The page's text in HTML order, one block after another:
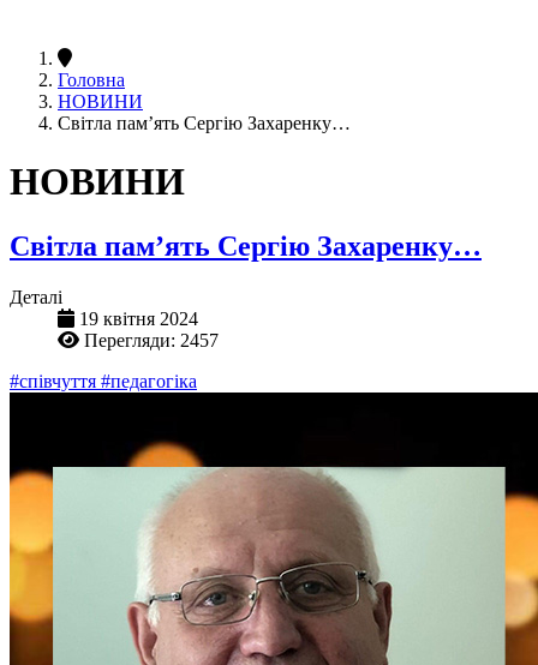
Головна
НОВИНИ
Світла пам’ять Сергію Захаренку…
НОВИНИ
Світла пам’ять Сергію Захаренку…
Деталі
19 квітня 2024
Перегляди: 2457
#співчуття #педагогіка